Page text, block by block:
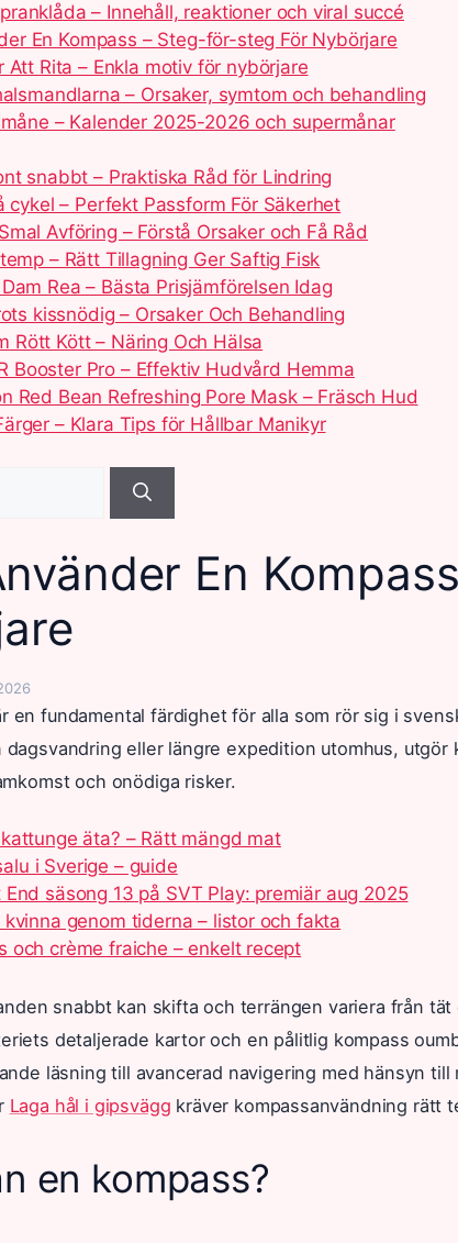
– Innehåll, reaktioner och viral succé
En Kompass – Steg-för-steg För Nybörjare
Att Rita – Enkla motiv för nybörjare
– Orsaker, symtom och behandling
– Kalender 2025-2026 och supermånar
snabbt – Praktiska Råd för Lindring
cykel – Perfekt Passform För Säkerhet
Avföring – Förstå Orsaker och Få Råd
– Rätt Tillagning Ger Saftig Fisk
Rea – Bästa Prisjämförelsen Idag
kissnödig – Orsaker Och Behandling
Rött Kött – Näring Och Hälsa
Booster Pro – Effektiv Hudvård Hemma
Red Bean Refreshing Pore Mask – Fräsch Hud
– Klara Tips för Hållbar Manikyr
En
en fundamental färdighet för alla som rör sig i
dagsvandring eller längre expedition utomhus, utgör
och onödiga risker.
äta? – Rätt mängd mat
i Sverige – guide
End säsong 13 på SVT Play: premiär aug 2025
genom tiderna – listor och fakta
och crème fraiche – enkelt recept
snabbt kan skifta och terrängen variera från
detaljerade kartor och en pålitlig kompass
läsning till avancerad navigering med hänsyn
Laga hål i gipsvägg kräver kompassanvändning rätt
en kompass?